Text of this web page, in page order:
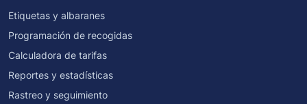
Etiquetas y albaranes
Programación de recogidas
Calculadora de tarifas
Reportes y estadísticas
Rastreo y seguimiento